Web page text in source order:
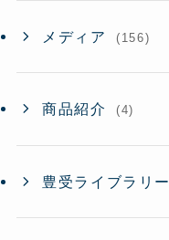
メディア (156)
商品紹介 (4)
豊受ライブラリー